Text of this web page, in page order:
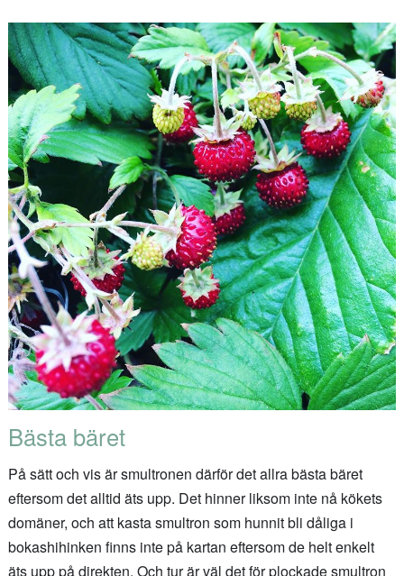
Bästa bäret
På sätt och vis är smultronen därför det allra bästa bäret
eftersom det alltid äts upp. Det hinner liksom inte nå kökets
domäner, och att kasta smultron som hunnit bli dåliga i
bokashihinken finns inte på kartan eftersom de helt enkelt
äts upp på direkten. Och tur är väl det för plockade smultron